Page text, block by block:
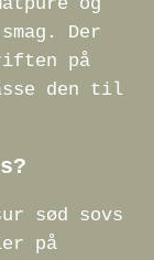
Der
på
den til
sød sovs
på